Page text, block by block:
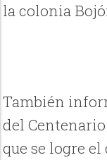
la colonia
También
del
que se logre el